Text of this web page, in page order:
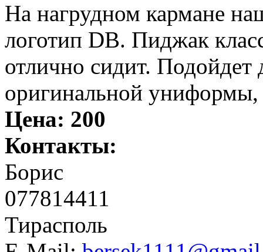
На нагрудном кармане
логотип DB. Пиджак
отлично сидит. Подойдет
оригинальной униформы,
Цена: 200
Контакты:
Борис
077814411
Тирасполь